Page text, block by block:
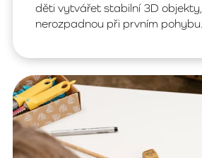
děti vytvářet stabilní 3D
nerozpadnou při prvním pohybu.